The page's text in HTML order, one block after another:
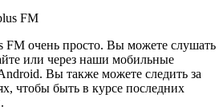
FM
FM очень просто. Вы можете слушать
или через наши мобильные
Вы также можете следить за
чтобы быть в курсе последних